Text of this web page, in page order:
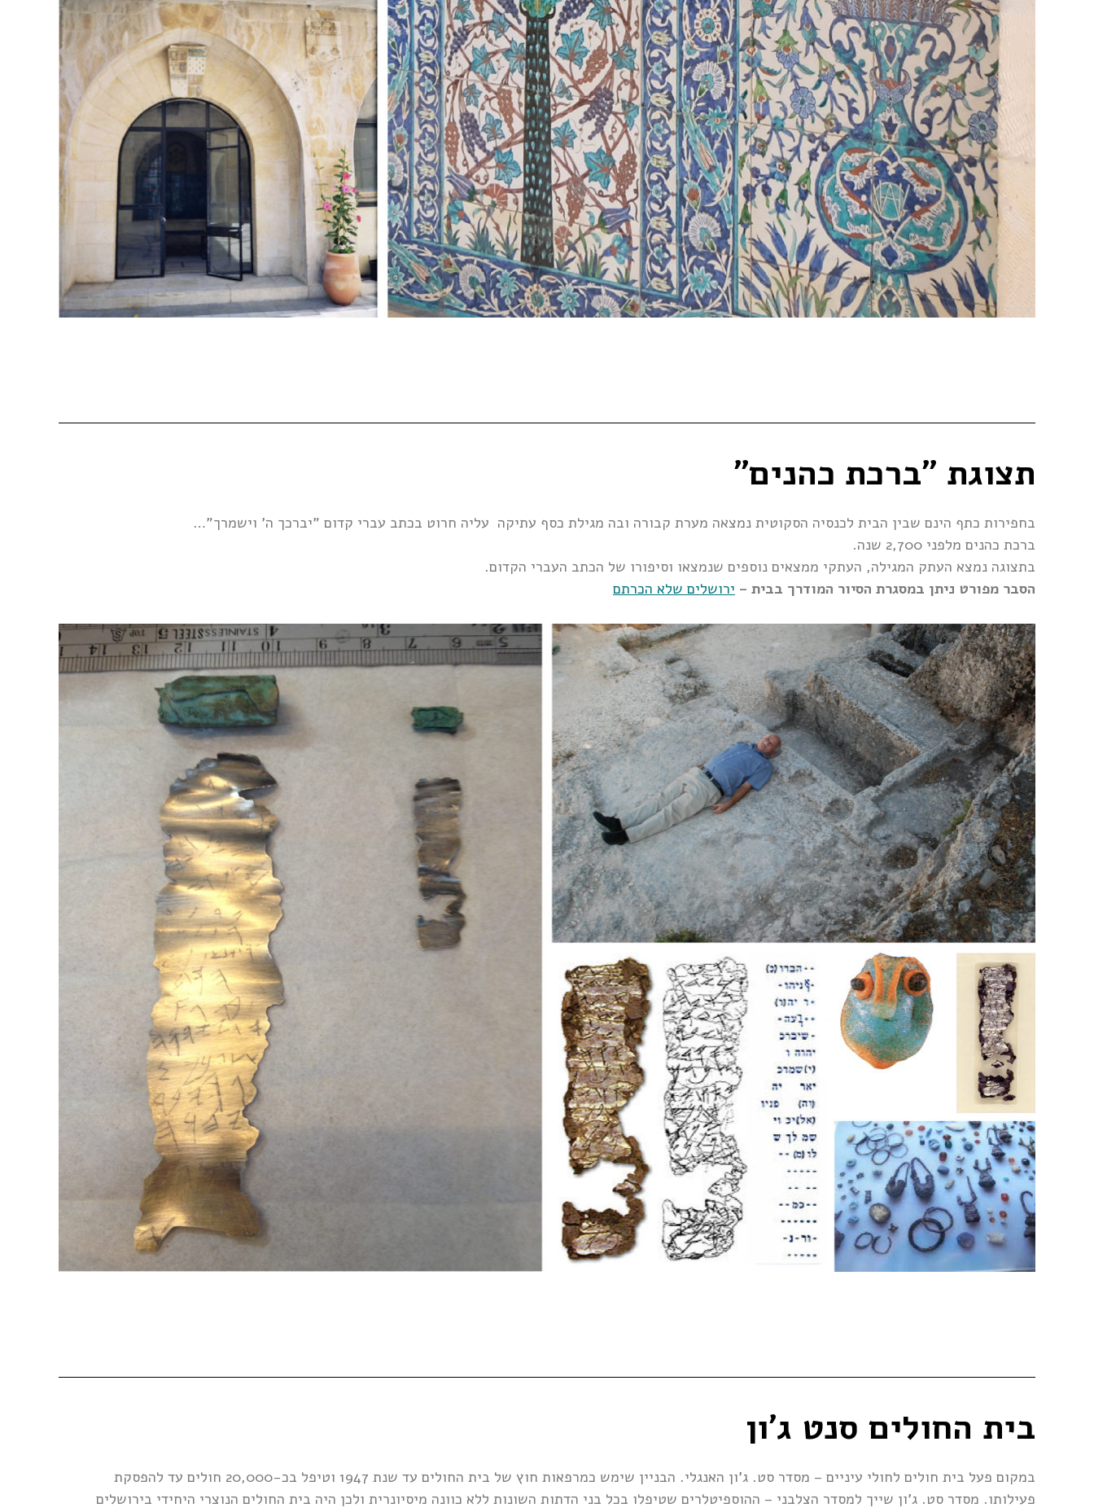
תצוגת "ברכת כהנים"
בחפירות כתף הינם שבין הבית לכנסיה הסקוטית נמצאה מערת קבורה ובה מגילת כסף עתיקה עליה חרוט בכתב עברי קדום "יברכך ה' וישמרך"…
ברכת כהנים מלפני 2,700 שנה.
בתצוגה נמצא העתק המגילה, העתקי ממצאים נוספים שנמצאו וסיפורו של הכתב העברי הקדום.
הסבר מפורט ניתן במסגרת הסיור המודרך בבית – ירושלים שלא הכרתם
בית החולים סנט ג'ון
במקום פעל בית חולים לחולי עיניים – מסדר סט. ג'ון האנגלי. הבניין שימש כמרפאות חוץ של בית החולים עד שנת 1947 וטיפל בכ-20,000 חולים עד להפסקת
פעילותו. מסדר סט. ג'ון שייך למסדר הצלבני – ההוספיטלרים שטיפלו בכל בני הדתות השונות ללא כוונה מיסיונרית ולכן היה בית החולים הנוצרי היחידי בירושלים